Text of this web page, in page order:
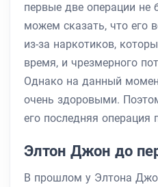
первые две операции
можем сказать, что его
из-за наркотиков,
время, и чрезмерного
Однако на данный
очень здоровыми.
его последняя операция
Элтон Джон до
В прошлом у Элтона